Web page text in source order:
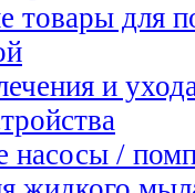
товары для
и
насосы /